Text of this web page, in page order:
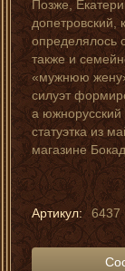
Позже,
допетровский,
определялось
также и
«мужнюю
силуэт
a южнорусский
статуэтка из
магазине
Артикул: 6437